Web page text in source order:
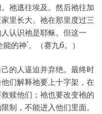
祂逃往埃及。然后祂往加
里长大。祂在那里度过三
认识祂是耶稣。但这一
的神’。（赛九6。）
的人逼迫并弃绝。最终时
们解释祂要上十字架，在
赎他们；祂也要改变祂的
制，不能进入他们里面。